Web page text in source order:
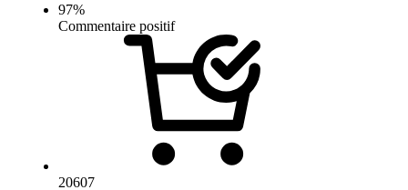
97%
Commentaire positif
20607